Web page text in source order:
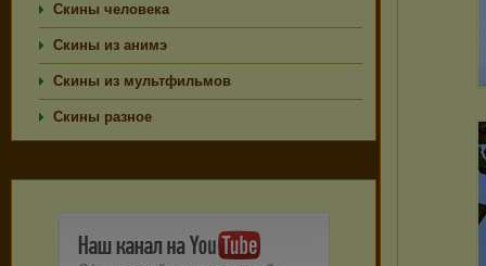
Скины человека
Скины из анимэ
Скины из мультфильмов
Скины разное